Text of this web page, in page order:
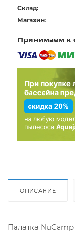
Склад:
Магазин:
Принимаем к
ОПИСАНИЕ
Палатка NuCamp